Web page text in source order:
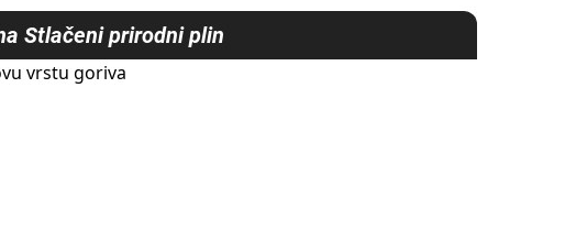
Stlačeni prirodni plin
vrstu goriva